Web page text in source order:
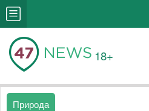
18+
Природа